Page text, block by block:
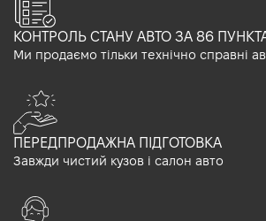
КОНТРОЛЬ СТАНУ АВТО ЗА 86
Ми продаємо тільки технічно справні
ПЕРЕДПРОДАЖНА ПІДГОТОВКА
Завжди чистий кузов і салон авто